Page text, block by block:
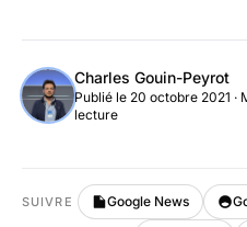
Charles Gouin-Peyrot
Publié le 20 octobre 2021 ·
lecture
SUIVRE Google News